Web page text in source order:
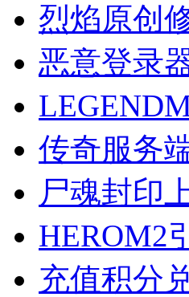
烈焰原创
恶意登录
传奇服务
尸魂封印
HEROM2
充值积分